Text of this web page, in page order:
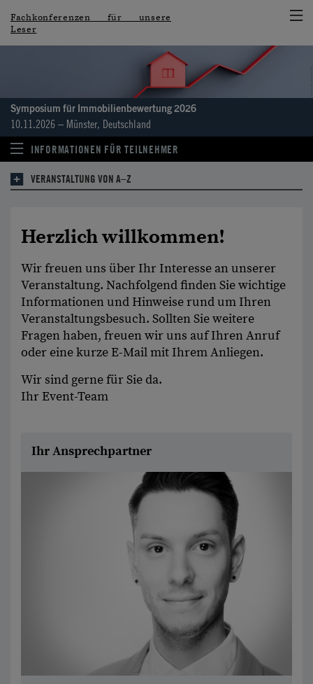
Fachkonferenzen für unsere
Leser
Symposium für Immobilien­bewertung 2026
10.11.2026 – Münster, Deutschland
INFORMATIONEN FÜR TEILNEHMER
VERANSTALTUNG VON A–Z
Herzlich willkommen!
Wir freuen uns über Ihr Interesse an unserer
Veranstaltung. Nachfolgend finden Sie wichtige
Informationen und Hinweise rund um Ihren
Veranstaltungsbesuch. Sollten Sie weitere
Fragen haben, freuen wir uns auf Ihren Anruf
oder eine kurze E-Mail mit Ihrem Anliegen.
Wir sind gerne für Sie da.
Ihr Event-Team
Ihr Ansprechpartner